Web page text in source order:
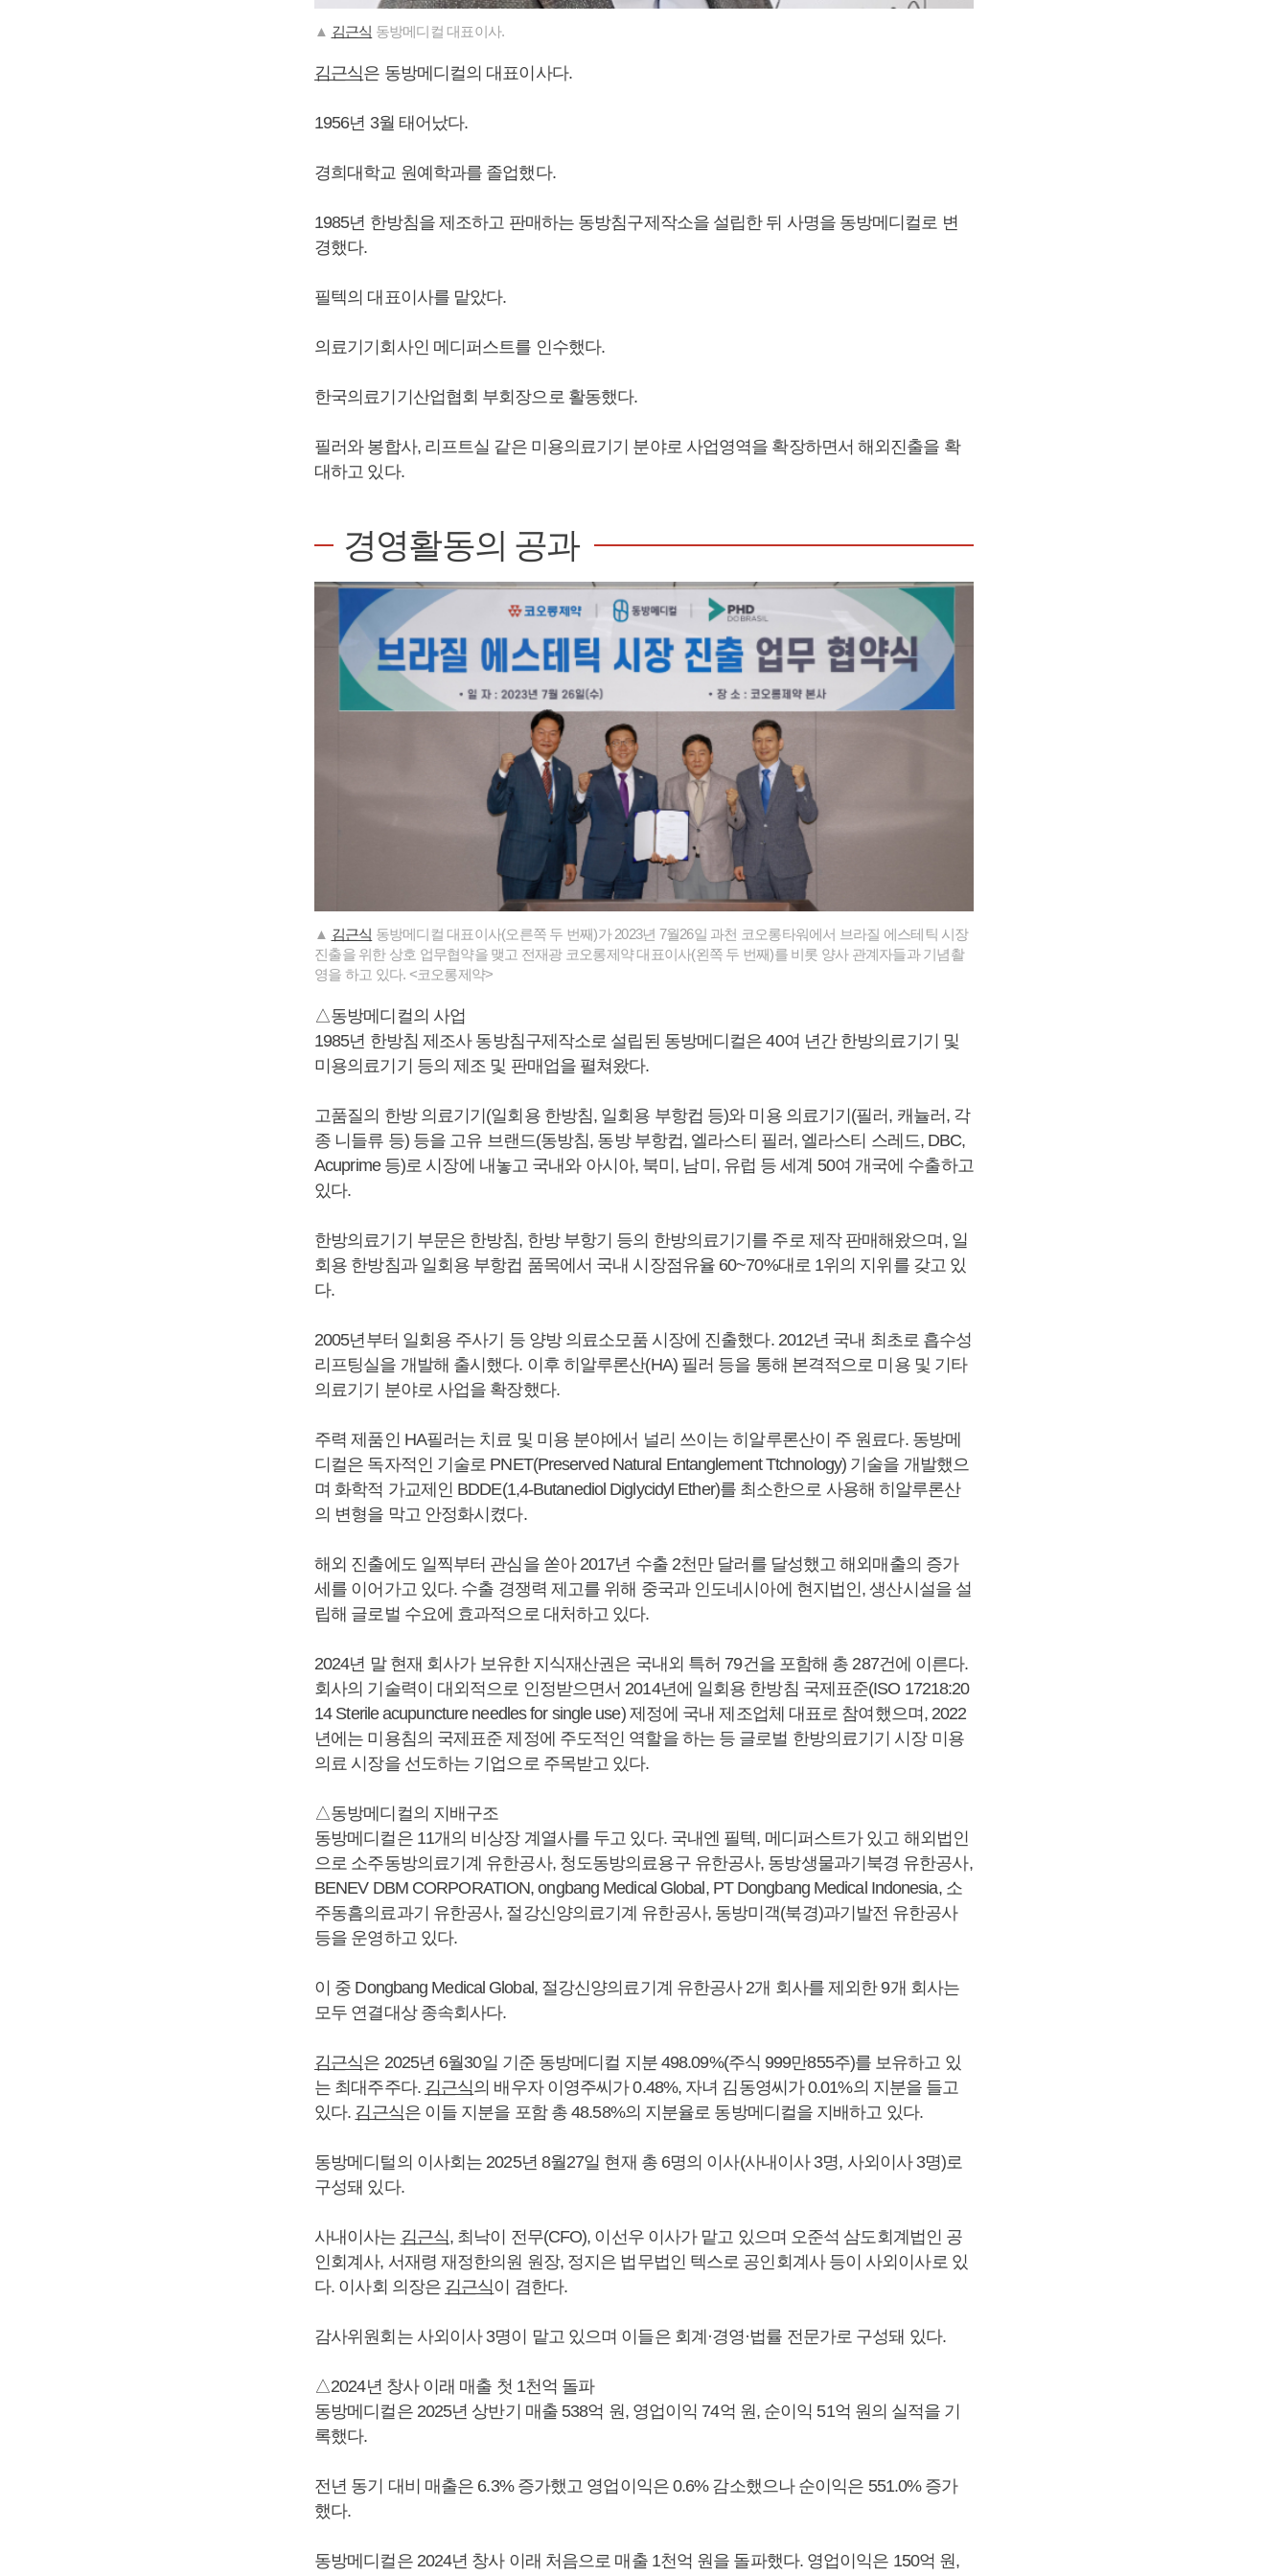
▲ 김근식 동방메디컬 대표이사.
김근식은 동방메디컬의 대표이사다.
1956년 3월 태어났다.
경희대학교 원예학과를 졸업했다.
1985년 한방침을 제조하고 판매하는 동방침구제작소을 설립한 뒤 사명을 동방메디컬로 변
경했다.
필텍의 대표이사를 맡았다.
의료기기회사인 메디퍼스트를 인수했다.
한국의료기기산업협회 부회장으로 활동했다.
필러와 봉합사, 리프트실 같은 미용의료기기 분야로 사업영역을 확장하면서 해외진출을 확
대하고 있다.
경영활동의 공과
▲ 김근식 동방메디컬 대표이사(오른쪽 두 번째)가 2023년 7월26일 과천 코오롱타워에서 브라질 에스테틱 시장
진출을 위한 상호 업무협약을 맺고 전재광 코오롱제약 대표이사(왼쪽 두 번째)를 비롯 양사 관계자들과 기념촬
영을 하고 있다. <코오롱제약>
△동방메디컬의 사업
1985년 한방침 제조사 동방침구제작소로 설립된 동방메디컬은 40여 년간 한방의료기기 및
미용의료기기 등의 제조 및 판매업을 펼쳐왔다.
고품질의 한방 의료기기(일회용 한방침, 일회용 부항컵 등)와 미용 의료기기(필러, 캐뉼러, 각
종 니들류 등) 등을 고유 브랜드(동방침, 동방 부항컵, 엘라스티 필러, 엘라스티 스레드, DBC,
Acuprime 등)로 시장에 내놓고 국내와 아시아, 북미, 남미, 유럽 등 세계 50여 개국에 수출하고
있다.
한방의료기기 부문은 한방침, 한방 부항기 등의 한방의료기기를 주로 제작 판매해왔으며, 일
회용 한방침과 일회용 부항컵 품목에서 국내 시장점유율 60~70%대로 1위의 지위를 갖고 있
다.
2005년부터 일회용 주사기 등 양방 의료소모품 시장에 진출했다. 2012년 국내 최초로 흡수성
리프팅실을 개발해 출시했다. 이후 히알루론산(HA) 필러 등을 통해 본격적으로 미용 및 기타
의료기기 분야로 사업을 확장했다.
주력 제품인 HA필러는 치료 및 미용 분야에서 널리 쓰이는 히알루론산이 주 원료다. 동방메
디컬은 독자적인 기술로 PNET(Preserved Natural Entanglement Ttchnology) 기술을 개발했으
며 화학적 가교제인 BDDE(1,4-Butanediol Diglycidyl Ether)를 최소한으로 사용해 히알루론산
의 변형을 막고 안정화시켰다.
해외 진출에도 일찍부터 관심을 쏟아 2017년 수출 2천만 달러를 달성했고 해외매출의 증가
세를 이어가고 있다. 수출 경쟁력 제고를 위해 중국과 인도네시아에 현지법인, 생산시설을 설
립해 글로벌 수요에 효과적으로 대처하고 있다.
2024년 말 현재 회사가 보유한 지식재산권은 국내외 특허 79건을 포함해 총 287건에 이른다.
회사의 기술력이 대외적으로 인정받으면서 2014년에 일회용 한방침 국제표준(ISO 17218:20
14 Sterile acupuncture needles for single use) 제정에 국내 제조업체 대표로 참여했으며, 2022
년에는 미용침의 국제표준 제정에 주도적인 역할을 하는 등 글로벌 한방의료기기 시장 미용
의료 시장을 선도하는 기업으로 주목받고 있다.
△동방메디컬의 지배구조
동방메디컬은 11개의 비상장 계열사를 두고 있다. 국내엔 필텍, 메디퍼스트가 있고 해외법인
으로 소주동방의료기계 유한공사, 청도동방의료용구 유한공사, 동방생물과기북경 유한공사,
BENEV DBM CORPORATION, ongbang Medical Global, PT Dongbang Medical Indonesia, 소
주동흠의료과기 유한공사, 절강신양의료기계 유한공사, 동방미객(북경)과기발전 유한공사
등을 운영하고 있다.
이 중 Dongbang Medical Global, 절강신양의료기계 유한공사 2개 회사를 제외한 9개 회사는
모두 연결대상 종속회사다.
김근식은 2025년 6월30일 기준 동방메디컬 지분 498.09%(주식 999만855주)를 보유하고 있
는 최대주주다. 김근식의 배우자 이영주씨가 0.48%, 자녀 김동영씨가 0.01%의 지분을 들고
있다. 김근식은 이들 지분을 포함 총 48.58%의 지분율로 동방메디컬을 지배하고 있다.
동방메디털의 이사회는 2025년 8월27일 현재 총 6명의 이사(사내이사 3명, 사외이사 3명)로
구성돼 있다.
사내이사는 김근식, 최낙이 전무(CFO), 이선우 이사가 맡고 있으며 오준석 삼도회계법인 공
인회계사, 서재령 재정한의원 원장, 정지은 법무법인 텍스로 공인회계사 등이 사외이사로 있
다. 이사회 의장은 김근식이 겸한다.
감사위원회는 사외이사 3명이 맡고 있으며 이들은 회계·경영·법률 전문가로 구성돼 있다.
△2024년 창사 이래 매출 첫 1천억 돌파
동방메디컬은 2025년 상반기 매출 538억 원, 영업이익 74억 원, 순이익 51억 원의 실적을 기
록했다.
전년 동기 대비 매출은 6.3% 증가했고 영업이익은 0.6% 감소했으나 순이익은 551.0% 증가
했다.
동방메디컬은 2024년 창사 이래 처음으로 매출 1천억 원을 돌파했다. 영업이익은 150억 원,